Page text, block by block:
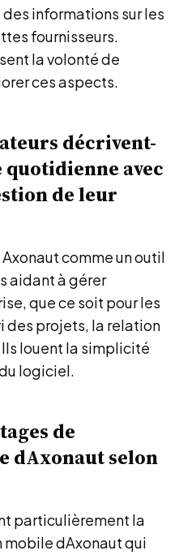
informations sur les
fournisseurs.
la volonté de
ces aspects.
décrivent-
avec
de leur
comme un outil
aidant à gérer
que ce soit pour les
des projets, la relation
louent la simplicité
logiciel.
de
dAxonaut selon
particulièrement la
dAxonaut qui